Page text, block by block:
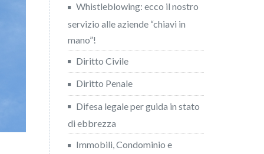
Whistleblowing: ecco il nostro
servizio alle aziende “chiavi in
mano”!
Diritto Civile
Diritto Penale
Difesa legale per guida in stato
di ebbrezza
Immobili, Condominio e